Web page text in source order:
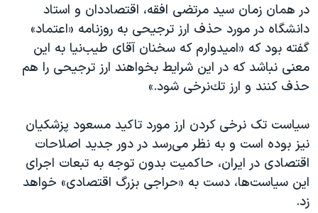
در همان زمان سيد مرتضی افقه، اقتصاددان و استاد
دانشگاه در مورد حذف ارز ترجيحی به روزنامه «اعتماد»
گفته بود که «اميدوارم كه سخنان آقای طيب‌نيا به اين
معنی نباشد كه در اين شرايط بخواهند ارز ترجيحی را هم
حذف كنند و ارز تك‌نرخی شود.»
سیاست تک نرخی کردن ارز مورد تاکید مسعود پزشکیان
نیز بوده است و به نظر می‌رسد در دور جدید اصلاحات
اقتصادی در ایران، حاکمیت بدون توجه به تبعات اجرای
این سیاست‌ها، دست به «حراجی بزرگ اقتصادی» خواهد
زد.